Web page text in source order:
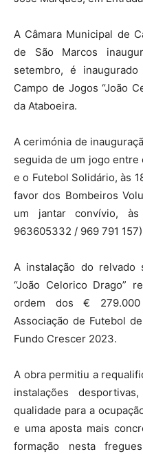
A Câmara Municipal de
de São Marcos
setembro, é
Campo de Jogos “João
da Ataboeira.
A cerimónia de
seguida de um jogo entre
e o Futebol Solidário, às
favor dos Bombeiros
um jantar convívio, às
963605332 / 969 791
A instalação do relvado
“João Celorico Drago”
ordem dos €
Associação de Futebol
Fundo Crescer 2023.
A obra permitiu a
instalações
qualidade para a
e uma aposta mais
formação nesta